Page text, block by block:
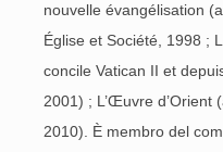
nouvelle évangélisation
Église et Société, 1998 ;
concile Vatican II et
2001) ; L’Œuvre d’Orient
2010). È membro del